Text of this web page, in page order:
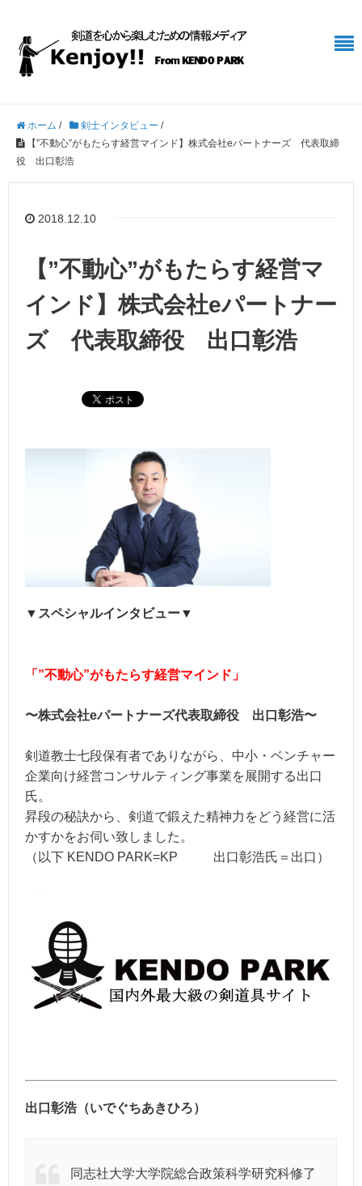
ホーム / 剣士インタビュー /
【”不動心”がもたらす経営マインド】株式会社eパートナーズ 代表取締
役 出口彰浩
2018.12.10
【”不動心”がもたらす経営マ
インド】株式会社eパートナー
ズ 代表取締役 出口彰浩
▼スペシャルインタビュー▼
「”不動心”がもたらす経営マインド」
〜株式会社eパートナーズ代表取締役 出口彰浩〜
剣道教士七段保有者でありながら、中小・ベンチャー
企業向け経営コンサルティング事業を展開する出口
氏。
昇段の秘訣から、剣道で鍛えた精神力をどう経営に活
かすかをお伺い致しました。
（以下 KENDO PARK=KP 出口彰浩氏＝出口）
出口彰浩（いでぐちあきひろ）
同志社大学大学院総合政策科学研究科修了